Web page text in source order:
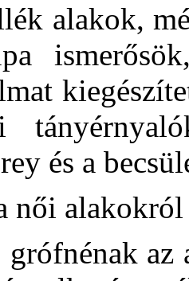
alakok,
és a
női
grófnénak